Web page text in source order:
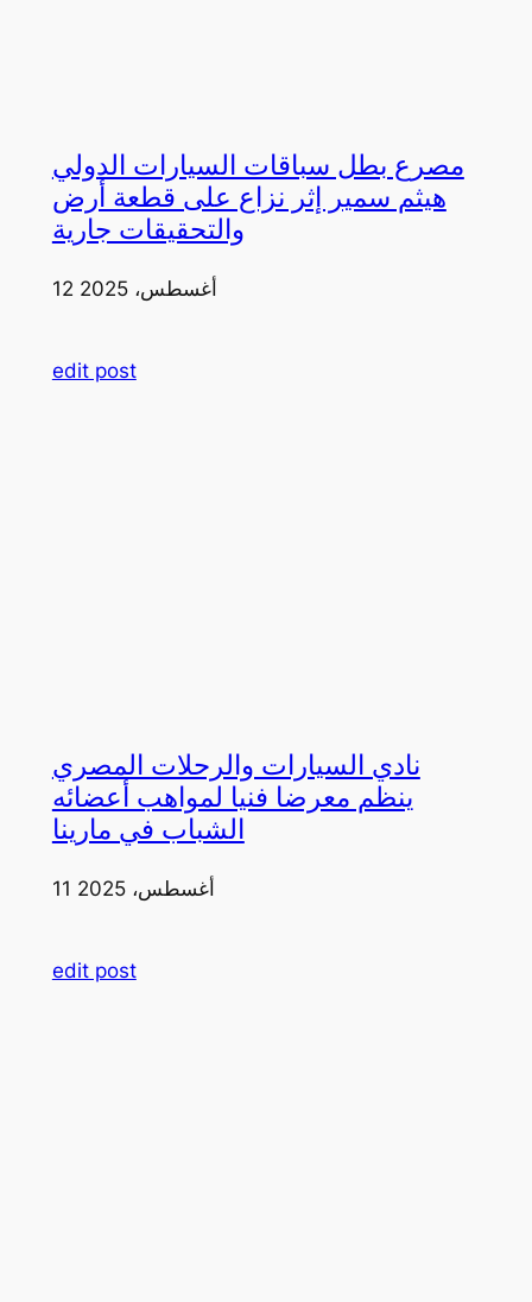
مصرع بطل سباقات السيارات الدولي
هيثم سمير إثر نزاع على قطعة أرض
والتحقيقات جارية
12 أغسطس، 2025
edit post
نادي السيارات والرحلات المصري
ينظم معرضا فنيا لمواهب أعضائه
الشباب في مارينا
11 أغسطس، 2025
edit post